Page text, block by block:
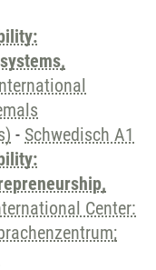
- Schwedisch A1
Center: